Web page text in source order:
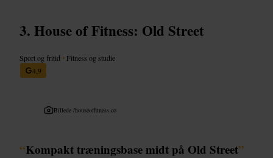
House of Fitness: Old Street
Sport og fritid • Fitness og studie
4,9
Billede /houseoffitness.co
“Kompakt træningsbase midt på Old Street”